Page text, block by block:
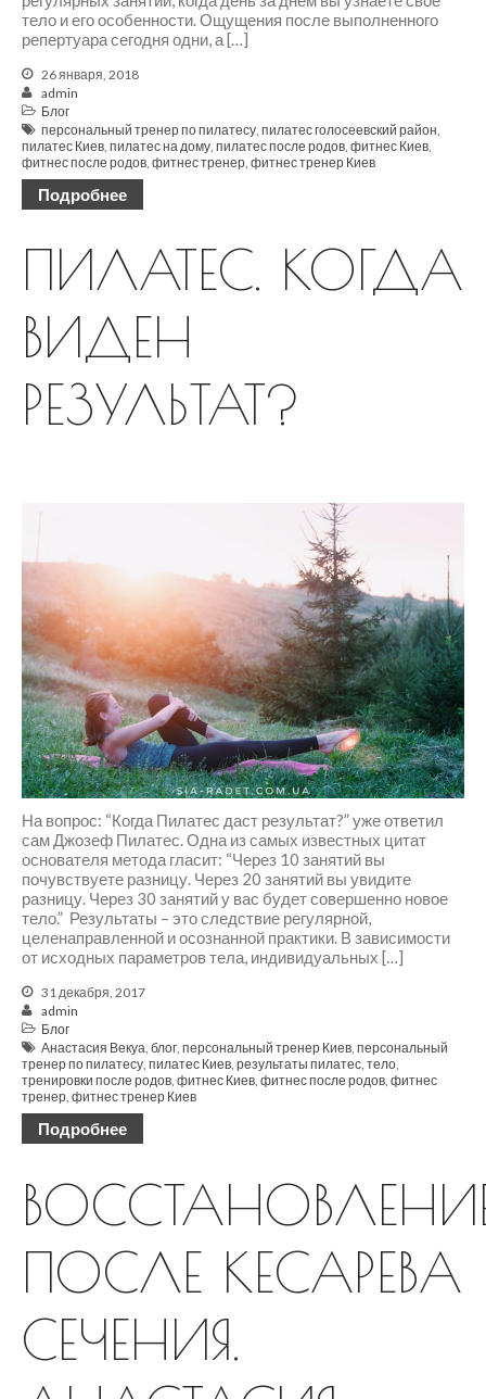
тело и его особенности. Ощущения после выполненного
репертуара сегодня одни, а […]
26 января, 2018
admin
Блог
персональный тренер по пилатесу пилатес голосеевский район
пилатес Киев пилатес на дому пилатес после родов фитнес Киев
фитнес после родов фитнес тренер фитнес тренер Киев
Подробнее
ПИЛАТЕС. КОГДА
ВИДЕН
РЕЗУЛЬТАТ?
На вопрос: “Когда Пилатес даст результат?” уже ответил
сам Джозеф Пилатес. Одна из самых известных цитат
основателя метода гласит: “Через 10 занятий вы
почувствуете разницу. Через 20 занятий вы увидите
разницу. Через 30 занятий у вас будет совершенно новое
тело.” Результаты – это следствие регулярной,
целенаправленной и осознанной практики. В зависимости
от исходных параметров тела, индивидуальных […]
31 декабря, 2017
admin
Блог
Анастасия Векуа, блог, персональный тренер Киев, персональный
тренер по пилатесу, пилатес Киев, результаты пилатес, тело,
тренировки после родов, фитнес Киев, фитнес после родов, фитнес
тренер, фитнес тренер Киев
Подробнее
ПОСЛЕ КЕСАРЕВА
СЕЧЕНИЯ.